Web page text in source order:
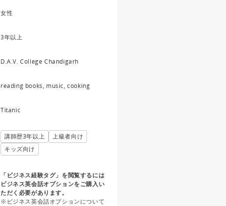
女性
3年以上
D.A.V. College Chandigarh
reading books, music, cooking
Titanic
講師歴3年以上
上級者向け
キッズ向け
「ビジネス経験タグ」を閲覧するには
ビジネス英会話オプションをご購入い
ただく必要があります。
※ビジネス英会話オプションについて